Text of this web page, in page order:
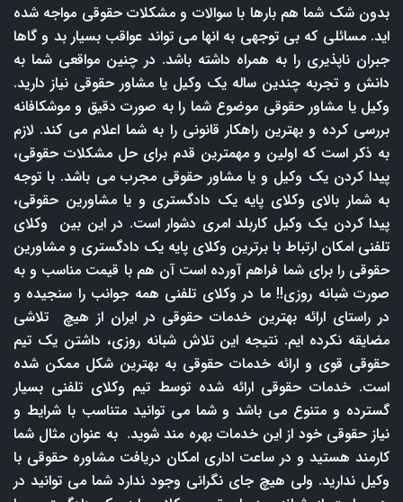
بدون شک شما هم بارها با سوالات و مشکلات حقوقی مواجه شده
اید. مسائلی که بی توجهی به انها می تواند عواقب بسیار بد و گاها
جبران ناپذیری را به همراه داشته باشد. در چنین مواقعی شما به
دانش و تجربه چندین ساله یک وکیل یا مشاور حقوقی نیاز دارید.
وکیل یا مشاور حقوقی موضوع شما را به صورت دقیق و موشکافانه
بررسی کرده و بهترین راهکار قانونی را به شما اعلام می کند. لازم
به ذکر است که اولین و مهمترین قدم برای حل مشکلات حقوقی،
پیدا کردن یک وکیل و یا مشاور حقوقی مجرب می باشد. با توجه
به شمار بالای وکلای پایه یک دادگستری و یا مشاورین حقوقی،
پیدا کردن یک وکیل کاربلد امری دشوار است. در این بین وکلای
تلفنی امکان ارتباط با برترین وکلای پایه یک دادگستری و مشاورین
حقوقی را برای شما فراهم آورده است آن هم با قیمت مناسب و به
صورت شبانه روزی!! ما در وکلای تلفنی همه جوانب را سنجیده و
در راستای ارائه بهترین خدمات حقوقی در ایران از هیچ تلاشی
مضایقه نکرده ایم. نتیجه این تلاش شبانه روزی، داشتن یک تیم
حقوقی قوی و ارائه خدمات حقوقی به بهترین شکل ممکن شده
است. خدمات حقوقی ارائه شده توسط تیم وکلای تلفنی بسیار
گسترده و متنوع می باشد و شما می توانید متناسب با شرایط و
نیاز حقوقی خود از این خدمات بهره مند شوید. به عنوان مثال شما
کارمند هستید و در ساعت اداری امکان دریافت مشاوره حقوقی با
وکیل ندارید. ولی هیچ جای نگرانی وجود ندارد شما می توانید در